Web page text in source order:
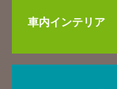
車内インテリア